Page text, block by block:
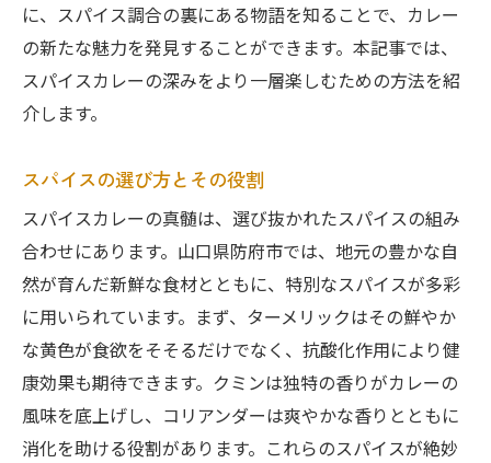
に、スパイス調合の裏にある物語を知ることで、カレー
の新たな魅力を発見することができます。本記事では、
スパイスカレーの深みをより一層楽しむための方法を紹
介します。
スパイスの選び方とその役割
スパイスカレーの真髄は、選び抜かれたスパイスの組み
合わせにあります。山口県防府市では、地元の豊かな自
然が育んだ新鮮な食材とともに、特別なスパイスが多彩
に用いられています。まず、ターメリックはその鮮やか
な黄色が食欲をそそるだけでなく、抗酸化作用により健
康効果も期待できます。クミンは独特の香りがカレーの
風味を底上げし、コリアンダーは爽やかな香りとともに
消化を助ける役割があります。これらのスパイスが絶妙